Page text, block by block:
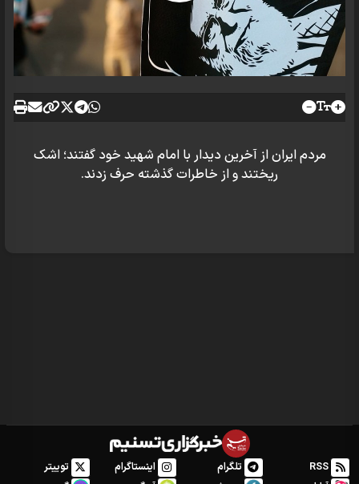
مردم ایران از آخرین دیدار با امام شهید خود گفتند؛ اشک
ریختند و از خاطرات گذشته حرف زدند.
RSS تلگرام اینستاگرام
توییتر